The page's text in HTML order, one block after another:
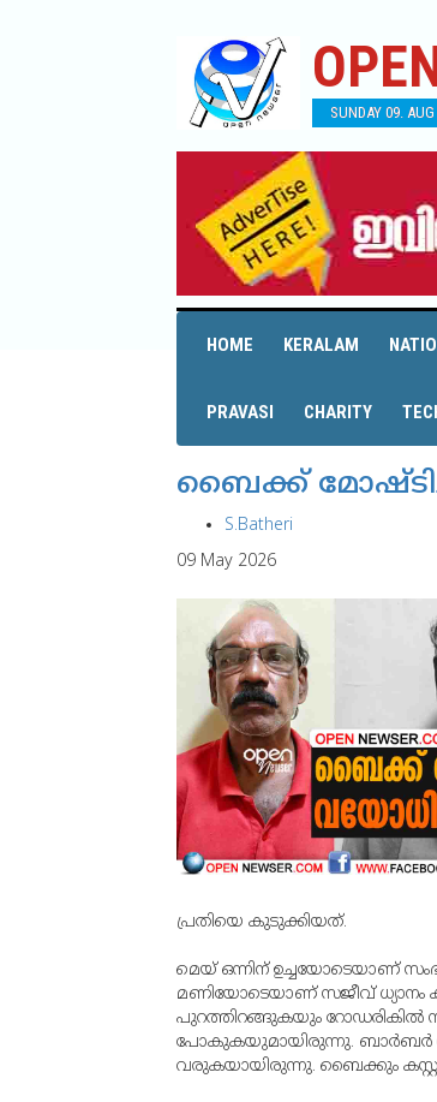
SUNDAY 09.
HOME KERALAM
PRAVASI CHARITY
ബൈക്ക്
S.Batheri
09 May 2026
പ്രതിയെ കുടുക്കിയത്.
മെയ് ഒന്നിന് ഉച്ചയോടെയാണ്
മണിയോടെയാണ് സജീവ് ധ്യാനം
പുറത്തിറങ്ങുകയും റോഡരികില്‍
പോകുകയുമായിരുന്നു. ബാര്‍ബര്‍
വരുകയായിരുന്നു. ബൈക്കും